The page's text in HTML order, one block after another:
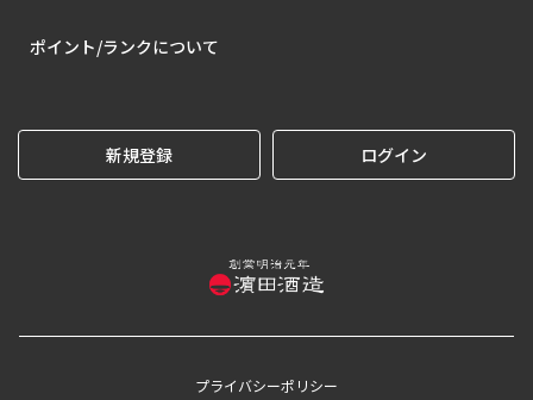
ポイント/ランクについて
新規登録 ログイン
プライバシーポリシー